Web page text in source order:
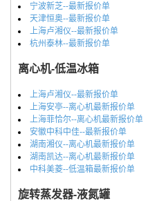
宁波新芝--最新报价单
天津恒奥--最新报价单
上海卢湘仪--最新报价单
杭州泰林--最新报价单
离心机-低温冰箱
上海卢湘仪--最新报价单
上海安亭--离心机最新报价单
上海菲恰尔--离心机最新报价单
安徽中科中佳--最新报价单
湖南湘仪--离心机最新报价单
湖南凯达--离心机最新报价单
中科美菱--低温箱最新报价单
旋转蒸发器-液氮罐